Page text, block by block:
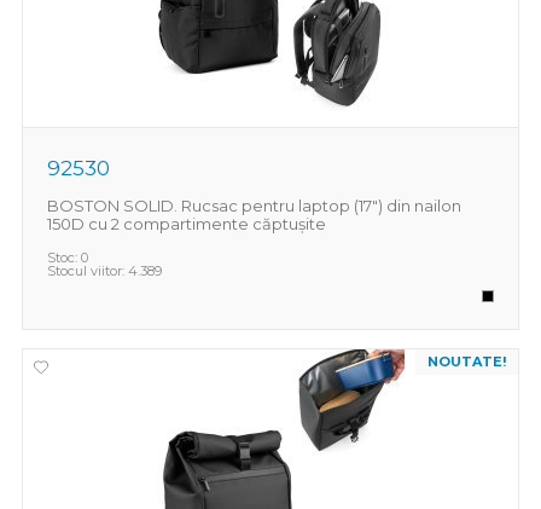
92530
BOSTON SOLID. Rucsac pentru laptop (17") din nailon
150D cu 2 compartimente căptușite
Stoc: 0
Stocul viitor: 4.389
NOUTATE!